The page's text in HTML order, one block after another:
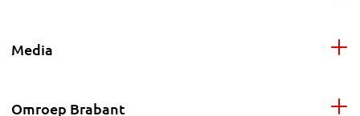
Media
Omroep Brabant